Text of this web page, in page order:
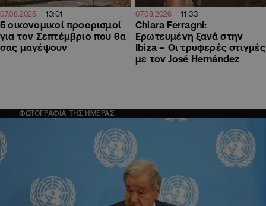
07.08.2026 13:01
5 οικονομικοί προορισμοί
για τον Σεπτέμβριο που θα
σας μαγέψουν
07.08.2026 11:33
Chiara Ferragni:
Ερωτευμένη ξανά στην
Ibiza – Οι τρυφερές στιγμές
με τον José Hernández
ΦΩΤΟΓΡΑΦΙΑ ΤΗΣ ΗΜΕΡΑΣ